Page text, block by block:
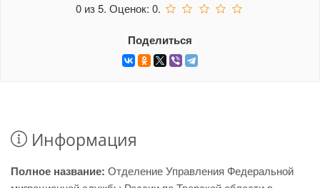
0 из5. Оценок:0.
Поделиться
Информация
Полное название: Отделение Управления Федеральной